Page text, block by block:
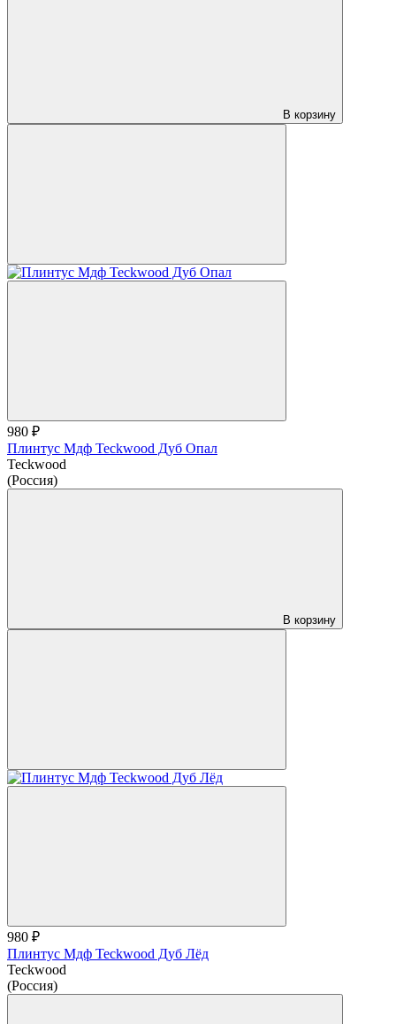
В корзину
980 ₽
Плинтус Мдф Teckwood Дуб Опал
Teckwood
(Россия)
В корзину
980 ₽
Плинтус Мдф Teckwood Дуб Лёд
Teckwood
(Россия)